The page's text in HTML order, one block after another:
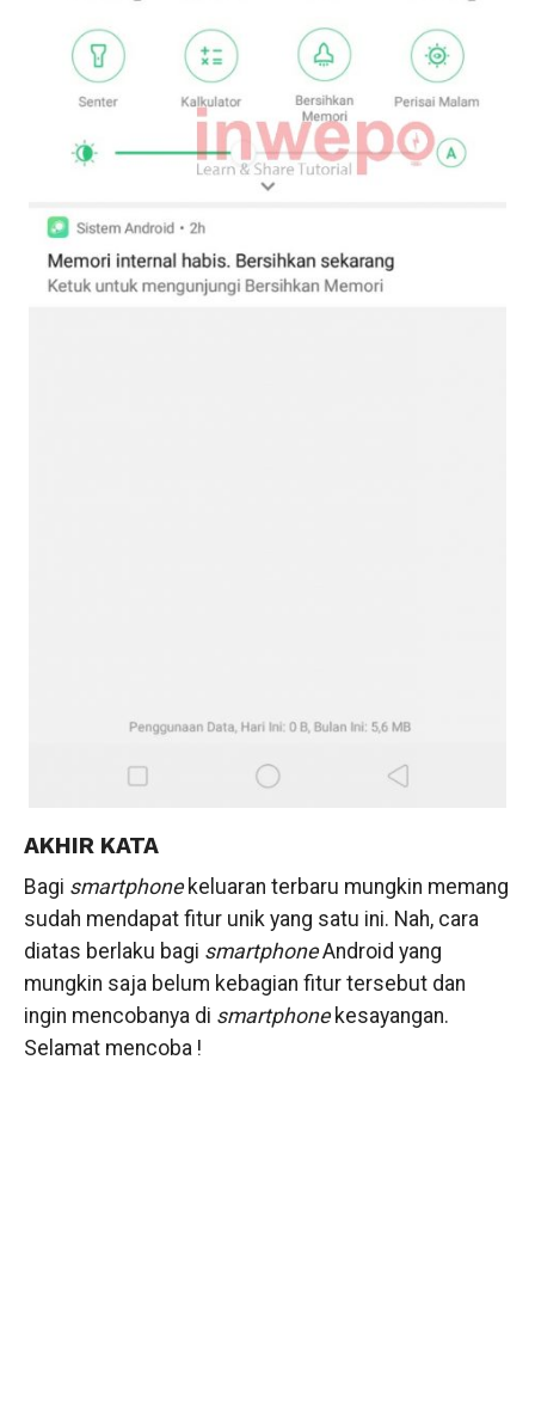
AKHIR KATA
Bagi smartphonekeluaran terbaru mungkin memang
sudah mendapat fitur unik yang satu ini. Nah, cara
diatas berlaku bagi smartphoneAndroid yang
mungkin saja belum kebagian fitur tersebut dan
ingin mencobanya di smartphonekesayangan.
Selamat mencoba !